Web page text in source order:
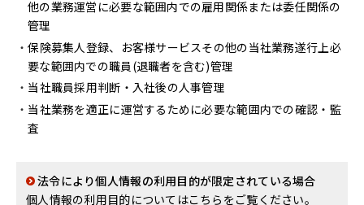
他の業務運営に必要な範囲内での雇用関係または委任関係の
管理
保険募集人登録、お客様サービスその他の当社業務遂行上必
要な範囲内での職員(退職者を含む)管理
当社職員採用判断・入社後の人事管理
当社業務を適正に運営するために必要な範囲内での確認・監
査
法令により個人情報の利用目的が限定されている場合
個人情報の利用目的についてはこちらをご覧ください。